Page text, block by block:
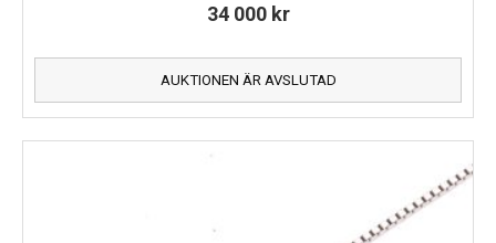
34 000 kr
AUKTIONEN ÄR AVSLUTAD